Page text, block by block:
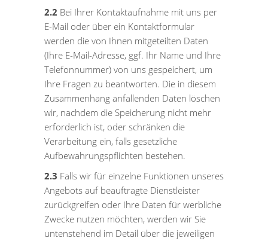
2.2 Bei Ihrer Kontaktaufnahme mit uns per
E-Mail oder über ein Kontaktformular
werden die von Ihnen mitgeteilten Daten
(Ihre E-Mail-Adresse, ggf. Ihr Name und Ihre
Telefonnummer) von uns gespeichert, um
Ihre Fragen zu beantworten. Die in diesem
Zusammenhang anfallenden Daten löschen
wir, nachdem die Speicherung nicht mehr
erforderlich ist, oder schränken die
Verarbeitung ein, falls gesetzliche
Aufbewahrungspflichten bestehen.
2.3 Falls wir für einzelne Funktionen unseres
Angebots auf beauftragte Dienstleister
zurückgreifen oder Ihre Daten für werbliche
Zwecke nutzen möchten, werden wir Sie
untenstehend im Detail über die jeweiligen